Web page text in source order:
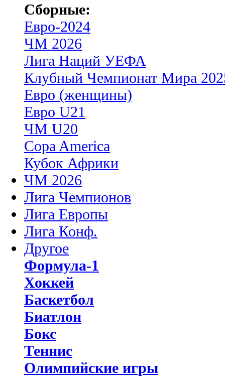
Сборные:
Евро-2024
ЧМ 2026
Лига Наций УЕФА
Клубный Чемпионат Мира
Евро (женщины)
Евро U21
ЧМ U20
Copa America
Кубок Африки
ЧМ 2026
Лига Чемпионов
Лига Европы
Лига Конф.
Другое
Формула-1
Хоккей
Баскетбол
Биатлон
Бокс
Теннис
Олимпийские игры